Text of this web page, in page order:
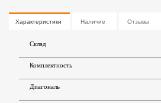
Характеристики Наличие Отзывы
Склад
Комплектность
Диагональ